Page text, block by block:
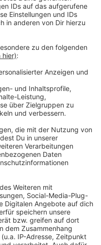
nicht. Seit 2003
Eifel" seine Späße
und Hörern im Radio.
am Ende mit lachen -
ihr nicht genug von
unter die Podcaster
rund um die Uhr zur
den
in längerer
und ehemaligen
den letzten zwei
auch, wie es ihm
selbst mal ins
beim Zuhören und
das Telefon
Elvis Eifel dran